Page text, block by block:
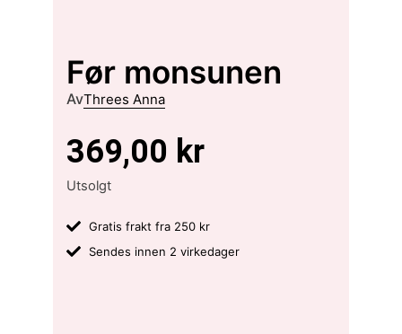
Før monsunen
AvThrees Anna
369,00 kr
Utsolgt
Gratis frakt fra 250 kr
Sendes innen 2 virkedager